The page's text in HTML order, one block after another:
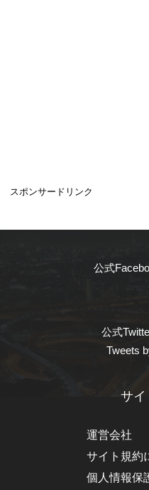
スポンサードリンク
公式
公式
Tweets
サイ
運営会社
サイト規約
個人情報保